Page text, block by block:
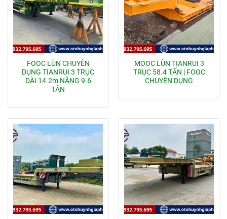
FOOC LÙN CHUYÊN
DỤNG TIANRUI 3 TRỤC
DÀI 14.2m NẶNG 9.6
TẤN
MOOC LÙN TIANRUI 3
TRỤC 58.4 TẤN | FOOC
CHUYÊN DỤNG